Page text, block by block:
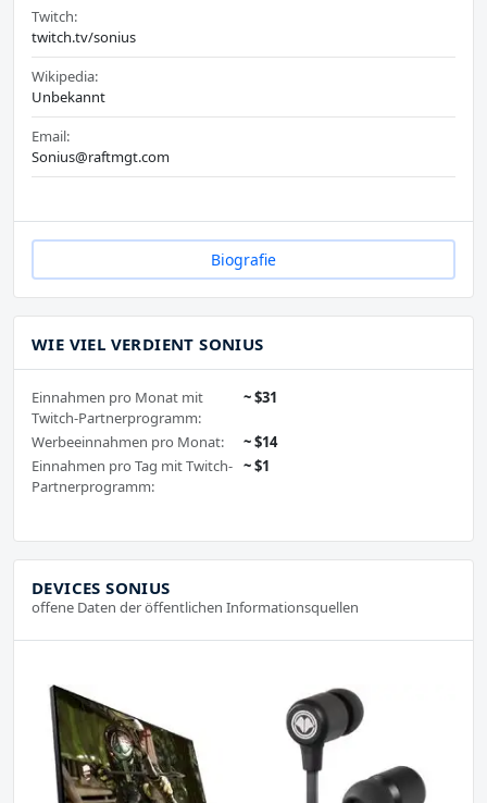
Twitch:
twitch.tv/sonius
Wikipedia:
Unbekannt
Email:
Sonius@raftmgt.com
Biografie
WIE VIEL VERDIENT SONIUS
Einnahmen pro Monat mit
Twitch-Partnerprogramm:
~ $31
Werbeeinnahmen pro Monat:
~ $14
Einnahmen pro Tag mit Twitch-
Partnerprogramm:
~ $1
DEVICES SONIUS
offene Daten der öffentlichen Informationsquellen